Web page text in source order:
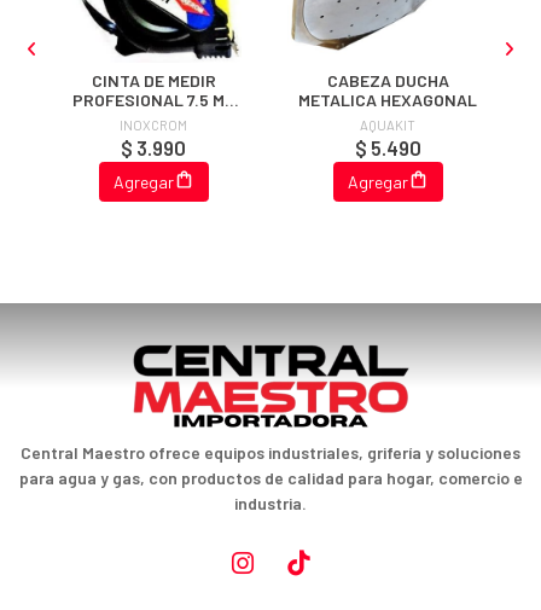
CINTA DE MEDIR
PROFESIONAL 7.5 MT
INOXCROM
INOXCROM
$ 3.990
Agregar
CABEZA DUCHA
METALICA HEXAGONAL
AQUAKIT
$ 5.490
Agregar
Central Maestro ofrece equipos industriales, grifería y soluciones
para agua y gas, con productos de calidad para hogar, comercio e
industria.